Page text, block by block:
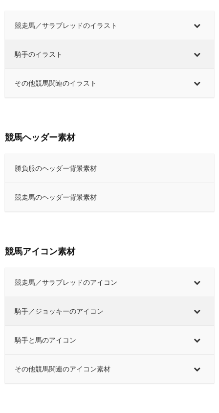
競走馬／サラブレッドのイラスト
騎手のイラスト
その他競馬関連のイラスト
競馬ヘッダー素材
勝負服のヘッダー背景素材
競走馬のヘッダー背景素材
競馬アイコン素材
競走馬／サラブレッドのアイコン
騎手／ジョッキーのアイコン
騎手と馬のアイコン
その他競馬関連のアイコン素材